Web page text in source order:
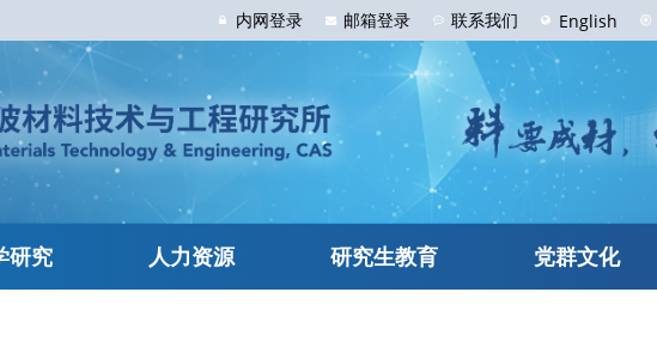
内网登录 邮箱登录 联系我们 English
研究 人力资源 研究生教育 党群文化